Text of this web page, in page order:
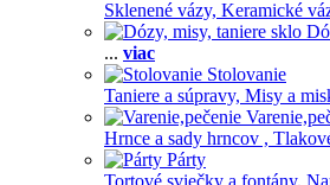
Sklenené vázy, Keramické
... viac
Stolovanie
Taniere a súpravy, Misy a
Hrnce a sady hrncov ,
Párty
Tortové sviečky a fontány,